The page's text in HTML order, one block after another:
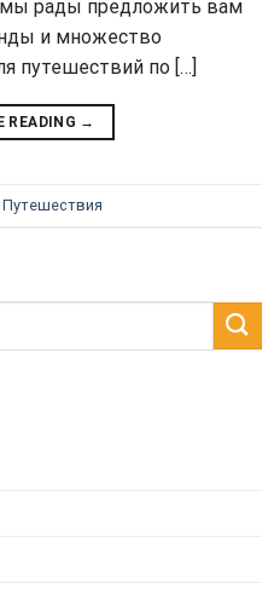
рады предложить вам
и множество
путешествий по […]
READING →
Путешествия